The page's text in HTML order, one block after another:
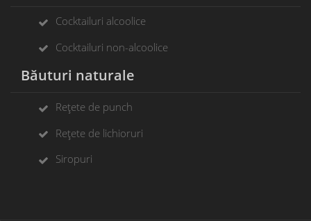
Cocktailuri alcoolice
Cocktailuri non-alcoolice
Băuturi naturale
Rețete de punch
Rețete de lichioruri
Siropuri